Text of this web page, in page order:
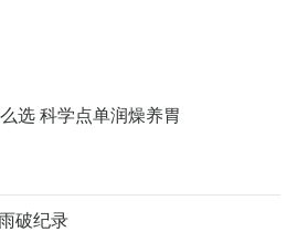
选 科学点单润燥养胃
破纪录